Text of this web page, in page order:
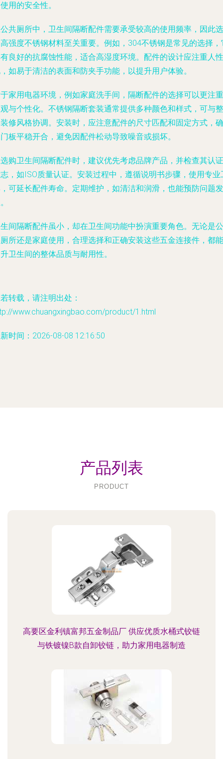
用的安全性。
共厕所中，卫生间隔断配件需要承受较高的使用频率，因此选
强度不锈钢材料至关重要。例如，304不锈钢是常见的选择，
良好的抗腐蚀性能，适合高湿度环境。配件的设计应注重人性
如易于清洁的表面和防夹手功能，以提升用户体验。
家用电器环境，例如家庭洗手间，隔断配件的选择可以更注重
与个性化。不锈钢隔断套装通常提供多种颜色和样式，可与整
修风格协调。安装时，应注意配件的尺寸匹配和固定方式，确
板平稳开合，避免因配件松动导致噪音或损坏。
购卫生间隔断配件时，建议优先考虑品牌产品，并检查其认证
，如ISO质量认证。安装过程中，遵循说明书步骤，使用专业
可延长配件寿命。定期维护，如清洁和润滑，也能预防问题发
间隔断配件虽小，却在卫生间功能中扮演重要角色。无论是公
所还是家庭使用，合理选择和正确安装这些五金连接件，都能
卫生间的整体品质与耐用性。
转载，请注明出处：
www.chuangxingbao.com/product/1.html
时间：2026-08-08 12:16:50
产品列表
PRODUCT
高要区金利镇富邦五金制品厂 供应优质水桶式铰链
与铁镀镍B款自卸铰链，助力家用电器制造